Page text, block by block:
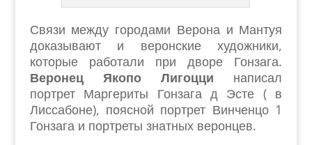
Связи между городами Верона и Мантуя
доказывают и веронские художники,
которые работали при дворе Гонзага.
Веронец Якопо Лигоцци написал
портрет Маргериты Гонзага д Эсте ( в
Лиссабоне), поясной портрет Винченцо 1
Гонзага и портреты знатных веронцев.